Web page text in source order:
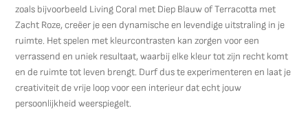
zoals bijvoorbeeld Living Coral met Diep Blauw of Terracotta met
Zacht Roze, creëer je een dynamische en levendige uitstraling in je
ruimte. Het spelen met kleurcontrasten kan zorgen voor een
verrassend en uniek resultaat, waarbij elke kleur tot zijn recht komt
en de ruimte tot leven brengt. Durf dus te experimenteren en laat je
creativiteit de vrije loop voor een interieur dat echt jouw
persoonlijkheid weerspiegelt.